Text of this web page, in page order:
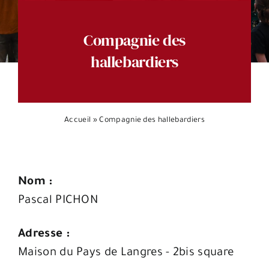
Compagnie des
hallebardiers
Accueil »Compagnie des hallebardiers
Nom :
Pascal PICHON
Adresse :
Maison du Pays de Langres - 2bis square